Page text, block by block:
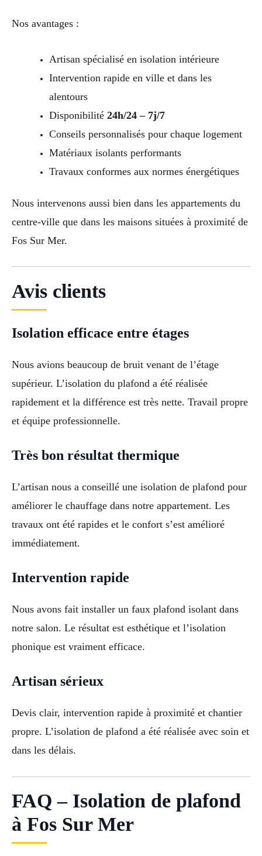
Nos avantages :
Artisan spécialisé en isolation intérieure
Intervention rapide en ville et dans les
alentours
Disponibilité 24h/24 – 7j/7
Conseils personnalisés pour chaque logement
Matériaux isolants performants
Travaux conformes aux normes énergétiques
Nous intervenons aussi bien dans les appartements du
centre-ville que dans les maisons situées à proximité de
Fos Sur Mer.
Avis clients
Isolation efficace entre étages
Nous avions beaucoup de bruit venant de l’étage
supérieur. L’isolation du plafond a été réalisée
rapidement et la différence est très nette. Travail propre
et équipe professionnelle.
Très bon résultat thermique
L’artisan nous a conseillé une isolation de plafond pour
améliorer le chauffage dans notre appartement. Les
travaux ont été rapides et le confort s’est amélioré
immédiatement.
Intervention rapide
Nous avons fait installer un faux plafond isolant dans
notre salon. Le résultat est esthétique et l’isolation
phonique est vraiment efficace.
Artisan sérieux
Devis clair, intervention rapide à proximité et chantier
propre. L’isolation de plafond a été réalisée avec soin et
dans les délais.
FAQ – Isolation de plafond
à Fos Sur Mer